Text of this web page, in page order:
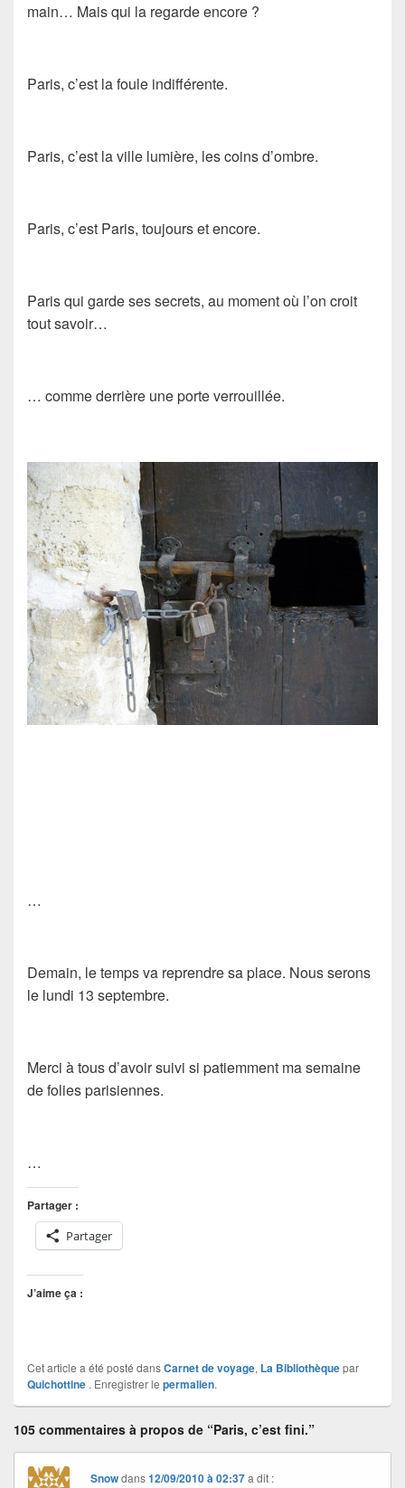
main… Mais qui la regarde encore ?
Paris, c’est la foule indifférente.
Paris, c’est la ville lumière, les coins d’ombre.
Paris, c’est Paris, toujours et encore.
Paris qui garde ses secrets, au moment où l’on croit
tout savoir…
… comme derrière une porte verrouillée.
…
Demain, le temps va reprendre sa place. Nous serons
le lundi 13 septembre.
Merci à tous d’avoir suivi si patiemment ma semaine
de folies parisiennes.
…
Partager :
Partager
J’aime ça :
Cet article a été posté dansCarnet de voyage, La Bibliothèquepar
Quichottine . Enregistrer le permalien.
105 commentaires à propos de “Paris, c’est fini.”
Snowdans12/09/2010 à 02:37 a dit :